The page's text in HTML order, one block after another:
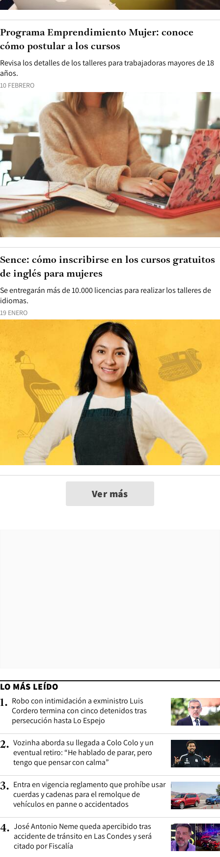
10 FEBRERO
Revisa los detalles de los talleres para trabajadoras mayores de 18
años.
Programa Emprendimiento Mujer: conoce
cómo postular a los cursos
19 ENERO
Se entregarán más de 10.000 licencias para realizar los talleres de
idiomas.
Sence: cómo inscribirse en los cursos gratuitos
de inglés para mujeres
Ver más
LO MÁS LEÍDO
1. Robo con intimidación a exministro Luis
Cordero termina con cinco detenidos tras
persecución hasta Lo Espejo
2. Vozinha aborda su llegada a Colo Colo y un
eventual retiro: “He hablado de parar, pero
tengo que pensar con calma”
3. Entra en vigencia reglamento que prohíbe usar
cuerdas y cadenas para el remolque de
vehículos en panne o accidentados
4. José Antonio Neme queda apercibido tras
accidente de tránsito en Las Condes y será
citado por Fiscalía